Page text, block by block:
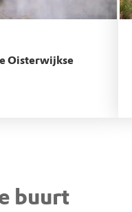
van de andere
Zoals de
specht. Die
dan de
naam anders
Oisterwijkse
buurt